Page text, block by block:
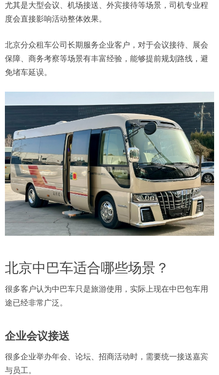
尤其是大型会议、机场接送、外宾接待等场景，司机专业程
度会直接影响活动整体效果。
北京分众租车公司长期服务企业客户，对于会议接待、展会
保障、商务考察等场景有丰富经验，能够提前规划路线，避
免堵车延误。
北京中巴车适合哪些场景？
很多客户认为中巴车只是旅游使用，实际上现在中巴包车用
途已经非常广泛。
企业会议接送
很多企业举办年会、论坛、招商活动时，需要统一接送嘉宾
与员工。